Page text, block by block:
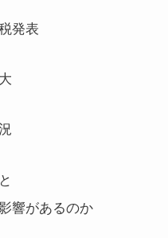
発表
響があるのか